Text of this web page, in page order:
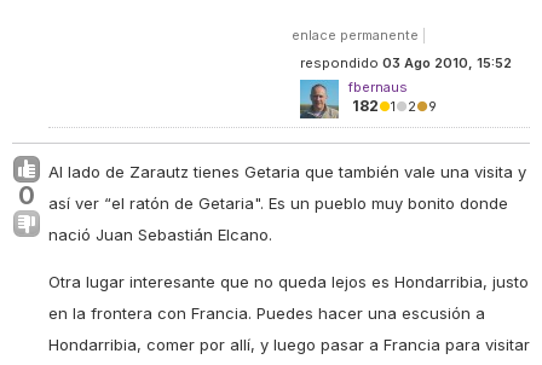
enlace permanente
respondido 03 Ago 2010, 15:52
fbernaus
182●1●2●9
0
Al lado de Zarautz tienes Getaria que también vale una visita y
así ver “el ratón de Getaria". Es un pueblo muy bonito donde
nació Juan Sebastián Elcano.
Otra lugar interesante que no queda lejos es Hondarribia, justo
en la frontera con Francia. Puedes hacer una escusión a
Hondarribia, comer por allí, y luego pasar a Francia para visitar